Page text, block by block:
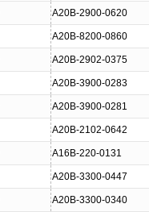
A20B-2900-0620
A20B-8200-0860
A20B-2902-0375
A20B-3900-0283
A20B-3900-0281
A20B-2102-0642
A16B-220-0131
A20B-3300-0447
A20B-3300-0340